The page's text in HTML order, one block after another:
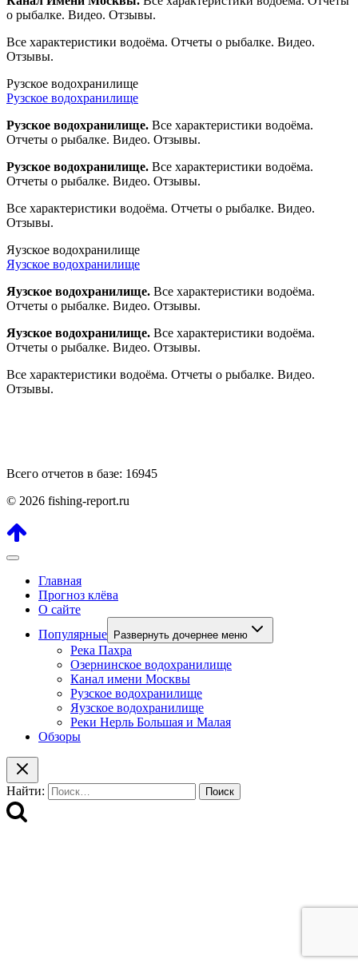
о рыбалке. Видео. Отзывы.
Все характеристики водоёма. Отчеты о рыбалке. Видео.
Отзывы.
Рузское водохранилище
Рузское водохранилище
Рузское водохранилище. Все характеристики водоёма.
Отчеты о рыбалке. Видео. Отзывы.
Рузское водохранилище. Все характеристики водоёма.
Отчеты о рыбалке. Видео. Отзывы.
Все характеристики водоёма. Отчеты о рыбалке. Видео.
Отзывы.
Яузское водохранилище
Яузское водохранилище
Яузское водохранилище. Все характеристики водоёма.
Отчеты о рыбалке. Видео. Отзывы.
Яузское водохранилище. Все характеристики водоёма.
Отчеты о рыбалке. Видео. Отзывы.
Все характеристики водоёма. Отчеты о рыбалке. Видео.
Отзывы.
Всего отчетов в базе: 16945
© 2026 fishing-report.ru
Главная
Прогноз клёва
О сайте
Популярные
Развернуть дочернее меню
Река Пахра
Озернинское водохранилище
Канал имени Москвы
Рузское водохранилище
Яузское водохранилище
Реки Нерль Большая и Малая
Обзоры
Найти: